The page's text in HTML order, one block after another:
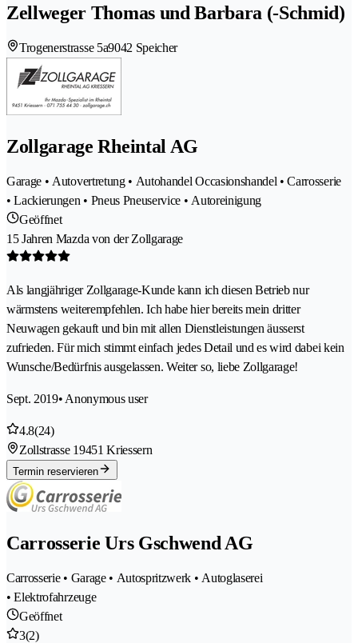
Zellweger Thomas und Barbara (-Schmid)
Trogenerstrasse 5a9042 Speicher
Zollgarage Rheintal AG
Garage • Autovertretung • Autohandel Occasionshandel • Carrosserie
• Lackierungen • Pneus Pneuservice • Autoreinigung
Geöffnet
15 Jahren Mazda von der Zollgarage
Als langjähriger Zollgarage-Kunde kann ich diesen Betrieb nur
wärmstens weiterempfehlen. Ich habe hier bereits mein dritter
Neuwagen gekauft und bin mit allen Dienstleistungen äusserst
zufrieden. Für mich stimmt einfach jedes Detail und es wird dabei kein
Wunsche/Bedürfnis ausgelassen. Weiter so, liebe Zollgarage!
Sept. 2019• Anonymous user
4.8(24)
Zollstrasse 19451 Kriessern
Termin reservieren
Carrosserie Urs Gschwend AG
Carrosserie • Garage • Autospritzwerk • Autoglaserei
• Elektrofahrzeuge
Geöffnet
3(2)